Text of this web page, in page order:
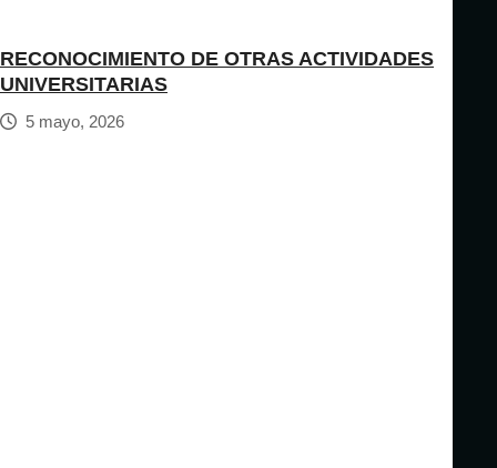
RECONOCIMIENTO DE OTRAS ACTIVIDADES
UNIVERSITARIAS
5 mayo, 2026